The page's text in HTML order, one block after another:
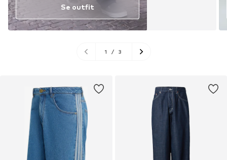
Se outfit
1 / 3